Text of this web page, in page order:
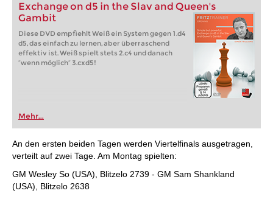
Exchange on d5 in the Slav and Queen's
Gambit
Diese DVD empfiehlt Weiß ein System gegen 1.d4
d5, das einfach zu lernen, aber überraschend
effektiv ist. Weiß spielt stets 2.c4 und danach
“wenn möglich“ 3.cxd5!
Mehr...
An den ersten beiden Tagen werden Viertelfinals ausgetragen,
verteilt auf zwei Tage. Am Montag spielten:
GM Wesley So (USA), Blitzelo 2739 - GM Sam Shankland
(USA), Blitzelo 2638